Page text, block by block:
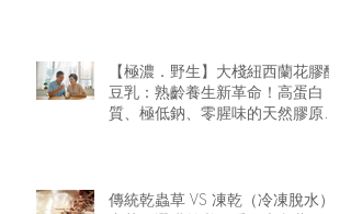
【極濃．野生】大棧紐西蘭花膠醇
豆乳：熟齡養生新革命！高蛋白
質、極低鈉、零腥味的天然膠原精
傳統乾蟲草 VS 凍乾（冷凍脫水）